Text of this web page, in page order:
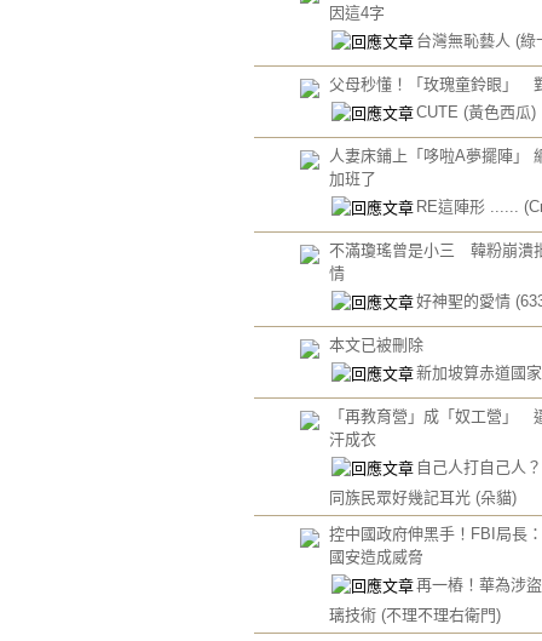
因這4字
台灣無恥藝人 (綠
父母秒懂！「玫瑰童鈴眼」
CUTE (黃色西瓜)
人妻床鋪上「哆啦A夢擺陣」
加班了
RE這陣形 ......
不滿瓊瑤曾是小三 韓粉崩潰
情
好神聖的愛情
本文已被刪除
新加坡算赤道國
「再教育營」成「奴工營」
汗成衣
自己人打自己人
同族民眾好幾記耳光 (朵貓)
控中國政府伸黑手！FBI局長
國安造成威脅
再一樁！華為涉
璃技術 (不理不理右衛門)